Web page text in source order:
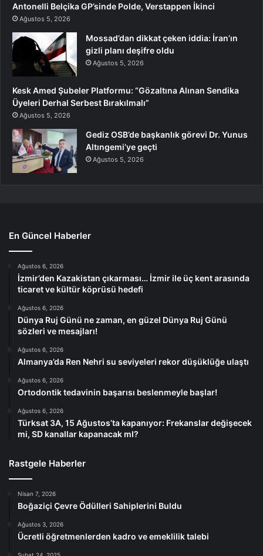
Antonelli Belçika GP’sinde Polde, Verstappen İkinci
Ağustos 5, 2026
Mossad’dan dikkat çeken iddia: İran’ın
gizli planı deşifre oldu
Ağustos 5, 2026
Kesk Amed Şubeler Platformu: “Gözaltına Alınan Sendika
Üyeleri Derhal Serbest Bırakılmalı”
Ağustos 5, 2026
Gediz OSB’de başkanlık görevi Dr. Yunus
Altıngemi’ye geçti
Ağustos 5, 2026
En Güncel Haberler
Ağustos 6, 2026
İzmir’den Kazakistan çıkarması… İzmir ile üç kent arasında
ticaret ve kültür köprüsü hedefi
Ağustos 6, 2026
Dünya Ruj Günü ne zaman, en güzel Dünya Ruj Günü
sözleri ve mesajları!
Ağustos 6, 2026
Almanya’da Ren Nehri su seviyeleri rekor düşüklüğe ulaştı
Ağustos 6, 2026
Ortodontik tedavinin başarısı beslenmeyle başlar!
Ağustos 6, 2026
Türksat 3A, 15 Ağustos’ta kapanıyor: Frekanslar değişecek
mi, SD kanallar kapanacak mI?
Rastgele Haberler
Nisan 7, 2026
Boğaziçi Çevre Ödülleri Sahiplerini Buldu
Ağustos 3, 2026
Ücretli öğretmenlerden kadro ve emeklilik talebi